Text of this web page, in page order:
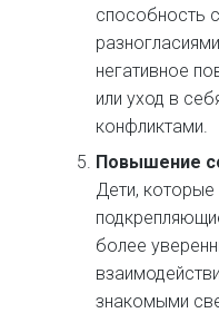
способность
негативное
или уход в
конфликтами.
Повышение
Дети, которые
более
знакомыми